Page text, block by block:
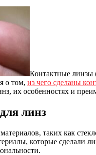
Контактные линзы
о том, из чего сделаны
их особенностях и
линз
таких как
которые сделали